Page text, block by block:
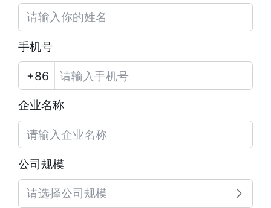
手机号
企业名称
公司规模
请选择公司规模